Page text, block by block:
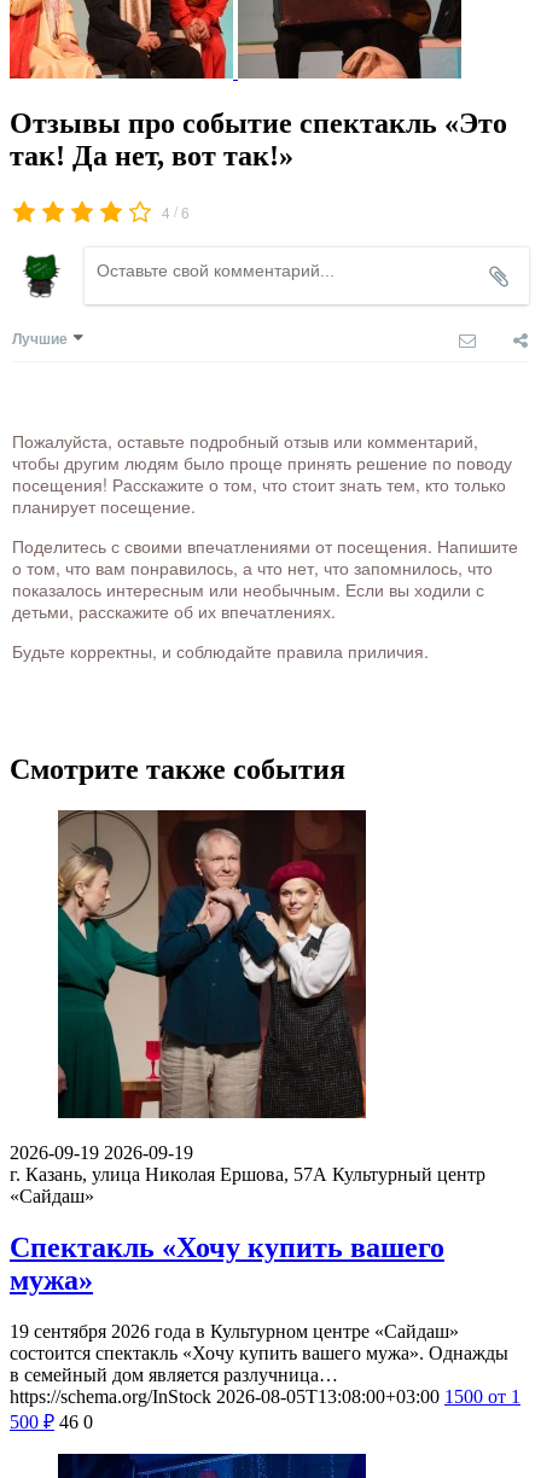
Отзывы про событие спектакль «Это
так! Да нет, вот так!»
4 /6
Лучшие
Пожалуйста, оставьте подробный отзыв или комментарий,
чтобы другим людям было проще принять решение по поводу
посещения! Расскажите о том, что стоит знать тем, кто только
планирует посещение.
Поделитесь с своими впечатлениями от посещения. Напишите
о том, что вам понравилось, а что нет, что запомнилось, что
показалось интересным или необычным. Если вы ходили с
детьми, расскажите об их впечатлениях.
Будьте корректны, и соблюдайте правила приличия.
Смотрите также события
2026-09-19 2026-09-19
г. Казань, улица Николая Ершова, 57А Культурный центр
«Сайдаш»
Спектакль «Хочу купить вашего
мужа»
19 сентября 2026 года в Культурном центре «Сайдаш»
состоится спектакль «Хочу купить вашего мужа». Однажды
в семейный дом является разлучница…
https://schema.org/InStock 2026-08-05T13:08:00+03:00 1500 от 1
500 ₽ 46 0